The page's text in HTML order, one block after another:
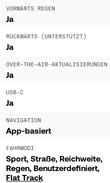
VORWÄRTS REGEN
Ja
RÜCKWÄRTS (UNTERSTÜTZT)
Ja
OVER-THE-AIR-AKTUALISIERUNGEN
Ja
USB-C
Ja
NAVIGATION
App-basiert
FAHRMODI
Sport Straße Reichweite
Regen Benutzerdefiniert
Flat Track